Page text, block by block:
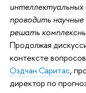
проводить
решать
Продолжая
контексте
Оздчан Саритас,
директор по